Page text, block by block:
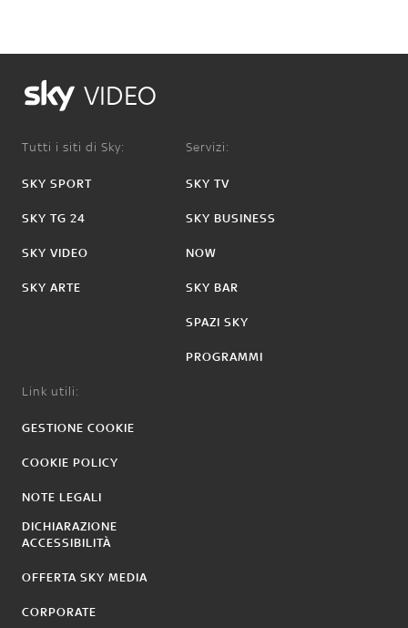
VIDEO
Tutti i siti di Sky:
SKY SPORT
SKY TG 24
SKY VIDEO
SKY ARTE
Servizi:
SKY TV
SKY BUSINESS
NOW
SKY BAR
SPAZI SKY
PROGRAMMI
Link utili:
GESTIONE COOKIE
COOKIE POLICY
NOTE LEGALI
DICHIARAZIONE
ACCESSIBILITÀ
OFFERTA SKY MEDIA
CORPORATE